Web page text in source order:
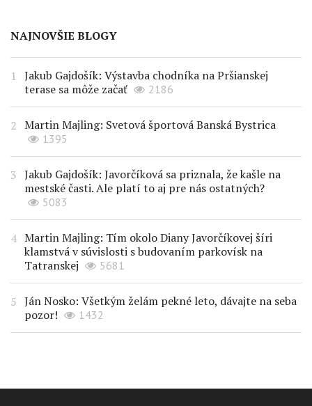
NAJNOVŠIE BLOGY
Jakub Gajdošík: Výstavba chodníka na Pršianskej
terase sa môže začať
2186
Martin Majling: Svetová športová Banská Bystrica
1395
Jakub Gajdošík: Javorčíková sa priznala, že kašle na
mestské časti. Ale platí to aj pre nás ostatných?
5083
Martin Majling: Tím okolo Diany Javorčíkovej šíri
klamstvá v súvislosti s budovaním parkovísk na
Tatranskej
5681
Ján Nosko: Všetkým želám pekné leto, dávajte na seba
pozor!
1432